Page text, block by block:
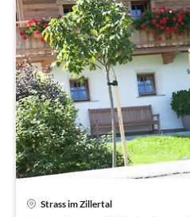
Strass im Zillertal